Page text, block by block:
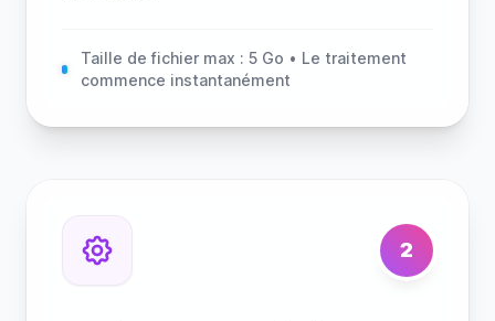
Taille de fichier max : 5 Go • Le traitement
commence instantanément
2